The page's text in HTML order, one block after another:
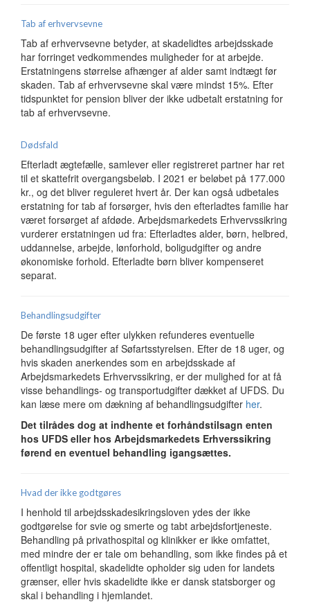
Tab af erhvervsevne
Tab af erhvervsevne betyder, at skadelidtes arbejdsskade
har forringet vedkommendes muligheder for at arbejde.
Erstatningens størrelse afhænger af alder samt indtægt før
skaden. Tab af erhvervsevne skal være mindst 15%. Efter
tidspunktet for pension bliver der ikke udbetalt erstatning for
tab af erhvervsevne.
Dødsfald
Efterladt ægtefælle, samlever eller registreret partner har ret
til et skattefrit overgangsbeløb. I 2021 er beløbet på 177.000
kr., og det bliver reguleret hvert år. Der kan også udbetales
erstatning for tab af forsørger, hvis den efterladtes familie har
været forsørget af afdøde. Arbejdsmarkedets Erhvervssikring
vurderer erstatningen ud fra: Efterladtes alder, børn, helbred,
uddannelse, arbejde, lønforhold, boligudgifter og andre
økonomiske forhold. Efterladte børn bliver kompenseret
separat.
Behandlingsudgifter
De første 18 uger efter ulykken refunderes eventuelle
behandlingsudgifter af Søfartsstyrelsen. Efter de 18 uger, og
hvis skaden anerkendes som en arbejdsskade af
Arbejdsmarkedets Erhvervssikring, er der mulighed for at få
visse behandlings- og transportudgifter dækket af UFDS. Du
kan læse mere om dækning af behandlingsudgifter her.
Det tilrådes dog at indhente et forhåndstilsagn enten
hos UFDS eller hos Arbejdsmarkedets Erhverssikring
førend en eventuel behandling igangsættes.
Hvad der ikke godtgøres
I henhold til arbejdsskadesikringsloven ydes der ikke
godtgørelse for svie og smerte og tabt arbejdsfortjeneste.
Behandling på privathospital og klinikker er ikke omfattet,
med mindre der er tale om behandling, som ikke findes på et
offentligt hospital, skadelidte opholder sig uden for landets
grænser, eller hvis skadelidte ikke er dansk statsborger og
skal i behandling i hjemlandet.